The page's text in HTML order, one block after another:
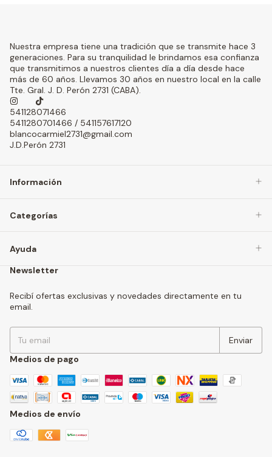
Nuestra empresa tiene una tradición que se transmite hace 3
generaciones. Para su tranquilidad le brindamos esa confianza
que transmitimos a nuestros clientes día a día desde hace
más de 60 años. Llevamos 30 años en nuestro local en la calle
Tte. Gral. J. D. Perón 2731 (CABA).
541128071466
5411280701466 / 541157617120
blancocarmiel2731@gmail.com
J.D.Perón 2731
Información
Categorías
Ayuda
Newsletter
Recibí ofertas exclusivas y novedades directamente en tu
email.
Medios de pago
Medios de envío